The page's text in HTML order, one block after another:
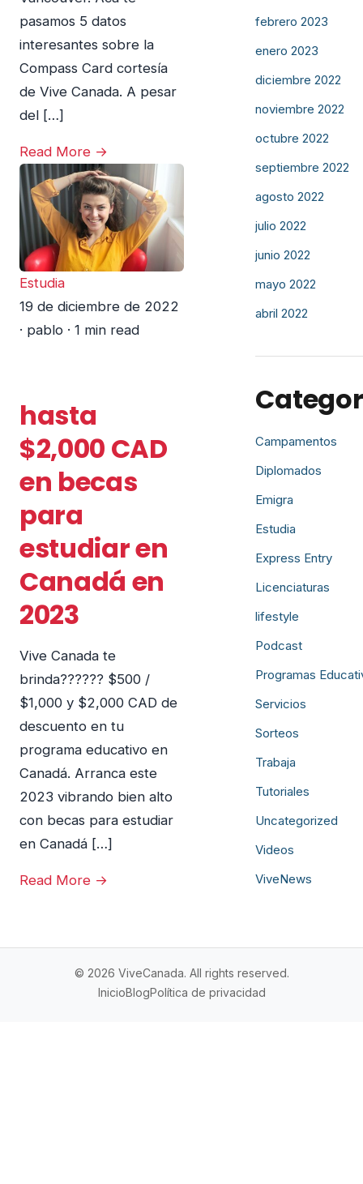
pasamos 5 datos
interesantes sobre la
Compass Card cortesía
de Vive Canada. A pesar
del […]
Read More →
Estudia
19 de diciembre de 2022
· pablo · 1 min read
hasta
$2,000 CAD
en becas
para
estudiar en
Canadá en
2023
Vive Canada te
brinda?????? $500 /
$1,000 y $2,000 CAD de
descuento en tu
programa educativo en
Canadá. Arranca este
2023 vibrando bien alto
con becas para estudiar
en Canadá […]
Read More →
febrero 2023
enero 2023
diciembre 2022
noviembre 2022
octubre 2022
septiembre 2022
agosto 2022
julio 2022
junio 2022
mayo 2022
abril 2022
Campamentos
Diplomados
Emigra
Estudia
Express Entry
Licenciaturas
lifestyle
Podcast
Programas
Servicios
Sorteos
Trabaja
Tutoriales
Uncategorized
Videos
ViveNews
© 2026 ViveCanada. All rights reserved.
InicioBlogPolítica de privacidad